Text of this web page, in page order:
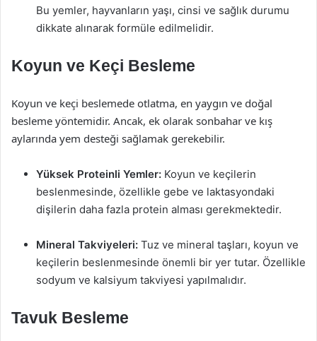
Bu yemler, hayvanların yaşı, cinsi ve sağlık durumu
dikkate alınarak formüle edilmelidir.
Koyun ve Keçi Besleme
Koyun ve keçi beslemede otlatma, en yaygın ve doğal
besleme yöntemidir. Ancak, ek olarak sonbahar ve kış
aylarında yem desteği sağlamak gerekebilir.
Yüksek Proteinli Yemler: Koyun ve keçilerin
beslenmesinde, özellikle gebe ve laktasyondaki
dişilerin daha fazla protein alması gerekmektedir.
Mineral Takviyeleri: Tuz ve mineral taşları, koyun ve
keçilerin beslenmesinde önemli bir yer tutar. Özellikle
sodyum ve kalsiyum takviyesi yapılmalıdır.
Tavuk Besleme